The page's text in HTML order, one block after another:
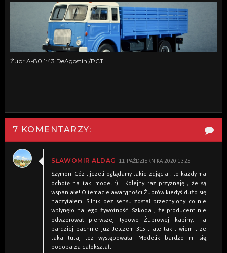
Żubr A-80 1:43 DeAgostini/PCT
7 KOMENTARZY:
SŁAWOMIR ALDAG 11 PAŹDZIERNIKA 2020 13:25
Szymon! Cóż , jeżeli oglądamy takie zdjęcia , to każdy ma
ochotę na taki model :) . Kolejny raz przyznaję , że są
wspaniałe! O temacie awaryjności Żubrów kiedyś dużo się
naczytałem. Silnik bez sensu został przechylony co nie
wpłynęło na jego żywotność. Szkoda , że producent nie
odwzorował pierwszej typowo Żubrowej kabiny. Ta
bardziej pachnie już Jelczem 315 , ale tak , wiem , że
taka tutaj też występowała. Modelik bardzo mi się
podoba za całokształt.